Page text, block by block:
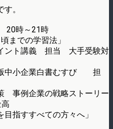
。
20時～21時
までの学習法」
ント講義 担当 大手受験対
中小企業白書むすび 担
事例企業の戦略ストーリー
指すすべての方々へ」